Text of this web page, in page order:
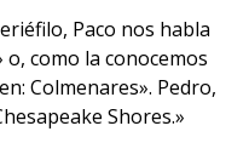
Paco nos habla
como la conocemos
Colmenares». Pedro,
Shores.»